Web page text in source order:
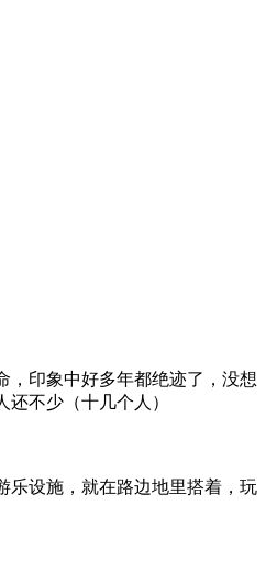
印象中好多年都绝迹了，没想
不少（十几个人）
乐设施，就在路边地里搭着，玩